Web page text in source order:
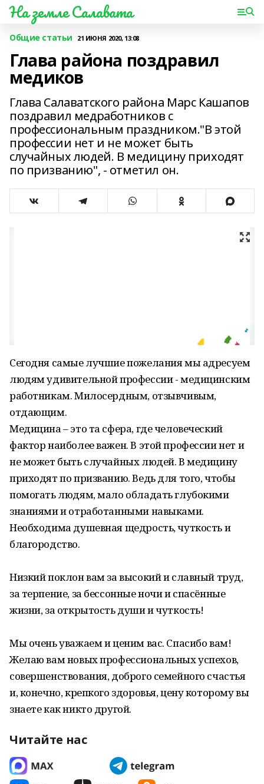
На земле Салавата
Общие статьи 21 ИЮНЯ 2020, 13:08
Глава района поздравил
медиков
Глава Салаватского района Марс Кашапов
поздравил медработников с
профессиональным праздником."В этой
профессии нет и не может быть
случайных людей. В медицину приходят
по призванию", - отметил он.
Сегодня самые лучшие пожелания мы адресуем
людям удивительной профессии - медицинским
работникам. Милосердным, отзывчивым,
отдающим.
Медицина – это та сфера, где человеческий
фактор наиболее важен. В этой профессии нет и
не может быть случайных людей. В медицину
приходят по призванию. Ведь для того, чтобы
помогать людям, мало обладать глубокими
знаниями и отработанными навыками.
Необходима душевная щедрость, чуткость и
благородство.
Низкий поклон вам за высокий и славный труд,
за терпение, за бессонные ночи и спасённые
жизни, за открытость души и чуткость!
Мы очень уважаем и ценим вас. Спасибо вам!
Желаю вам новых профессиональных успехов,
совершенствования, доброго семейного счастья
и, конечно, крепкого здоровья, цену которому вы
знаете как никто другой.
Читайте нас